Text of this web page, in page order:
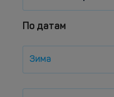
По датам
Зима